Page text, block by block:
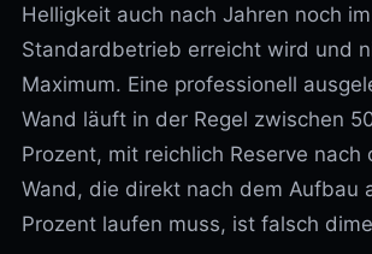
Helligkeit auch nach Jahren noch im
Standardbetrieb erreicht wird und
Maximum. Eine professionell
Wand läuft in der Regel zwischen
Prozent, mit reichlich Reserve nach
Wand, die direkt nach dem Aufbau
Prozent laufen muss, ist falsch